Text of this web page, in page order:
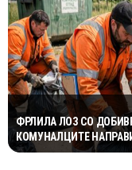
ФРЛИЛА ЛОЗ СО
КОМУНАЛЦИТЕ